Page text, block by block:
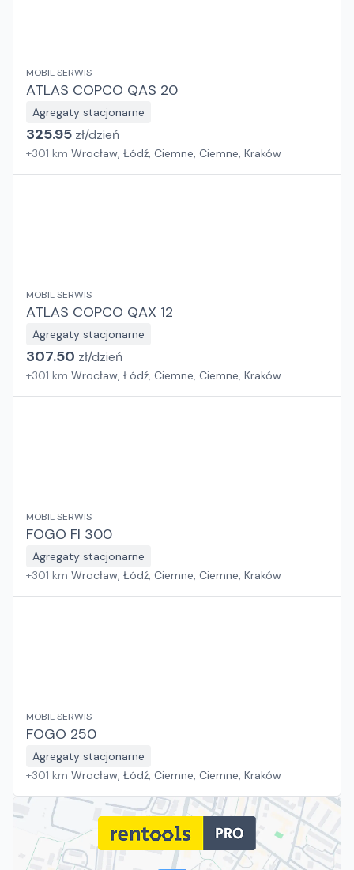
MOBIL SERWIS
ATLAS COPCO QAS 20
Agregaty stacjonarne
325.95 zł/dzień
+301 km Wrocław, Łódź, Ciemne, Ciemne, Kraków
MOBIL SERWIS
ATLAS COPCO QAX 12
Agregaty stacjonarne
307.50 zł/dzień
+301 km Wrocław, Łódź, Ciemne, Ciemne, Kraków
MOBIL SERWIS
FOGO FI 300
Agregaty stacjonarne
+301 km Wrocław, Łódź, Ciemne, Ciemne, Kraków
MOBIL SERWIS
FOGO 250
Agregaty stacjonarne
+301 km Wrocław, Łódź, Ciemne, Ciemne, Kraków